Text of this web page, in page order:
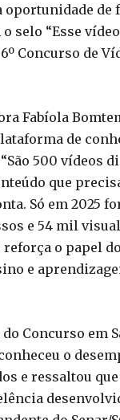
oportunidade de
selo “Esse
Concurso de
Fabíola
de
500 vídeos
que
Só em 2025
e 54 mil
o papel
e
Concurso em
o
e ressaltou